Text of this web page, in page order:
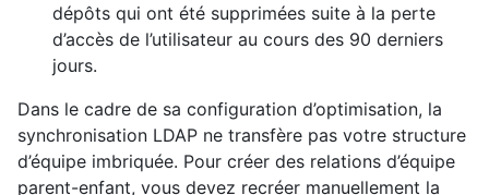
dépôts qui ont été supprimées suite à la perte
d’accès de l’utilisateur au cours des 90 derniers
jours.
Dans le cadre de sa configuration d’optimisation, la
synchronisation LDAP ne transfère pas votre structure
d’équipe imbriquée. Pour créer des relations d’équipe
parent-enfant, vous devez recréer manuellement la